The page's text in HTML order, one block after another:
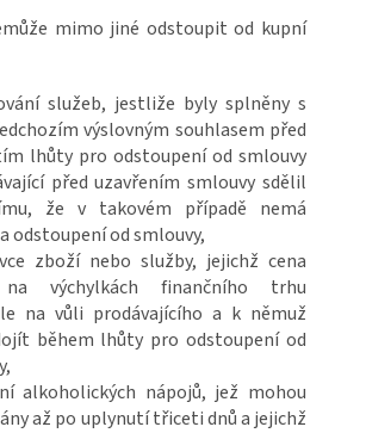
mimo jiné odstoupit od kupní
služeb, jestliže byly splněny s
výslovným souhlasem před
lhůty pro odstoupení od smlouvy
před uzavřením smlouvy sdělil
že v takovém případě nemá
odstoupení od smlouvy,
zboží nebo služby, jejichž cena
výchylkách finančního trhu
na vůli prodávajícího a k němuž
během lhůty pro odstoupení od
alkoholických nápojů, jež mohou
až po uplynutí třiceti dnů a jejichž